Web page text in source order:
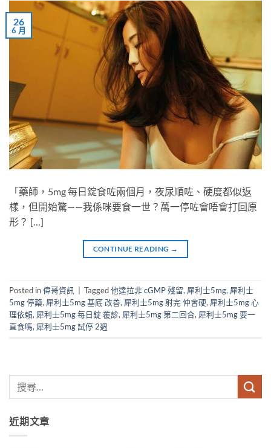
26
6 月
「藥師，5mg 每日錠食咗兩個月，夜尿順咗、硬度都似返
樣，但開始驚——我係咪要食一世？萬一停咗會唔會打回原
形？ […]
CONTINUE READING →
Posted in偉哥資訊 Tagged他達拉非 cGMP 殘留, 犀利士5mg, 犀利士
5mg 停藥, 犀利士5mg 基底 改善, 犀利士5mg 射完 仲會硬, 犀利士5mg 心
理依賴, 犀利士5mg 每日錠 覆診, 犀利士5mg 第二回合, 犀利士5mg 要一
直食嗎, 犀利士5mg 試停 2週
近期文章